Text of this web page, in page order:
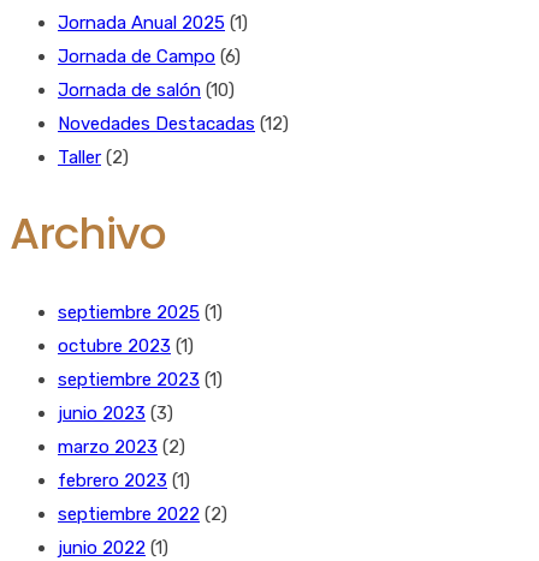
Jornada Anual 2025 (1)
Jornada de Campo (6)
Jornada de salón (10)
Novedades Destacadas (12)
Taller (2)
Archivo
septiembre 2025 (1)
octubre 2023 (1)
septiembre 2023 (1)
junio 2023 (3)
marzo 2023 (2)
febrero 2023 (1)
septiembre 2022 (2)
junio 2022 (1)